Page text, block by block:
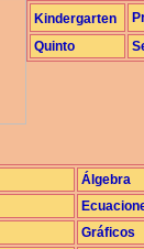
Kindergarten
Quinto
Álgebra
Gráficos